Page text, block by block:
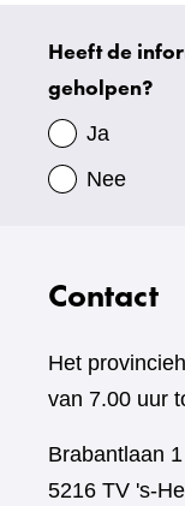
Uw
gegevens
Heeft de
geholpen?
Ja
Nee
Contact
Het
van 7.00 uur
Brabantlaan 1
5216 TV 's-